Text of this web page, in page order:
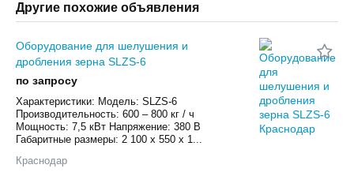
Другие похожие объявления
Оборудование для шелушения и
дробления зерна SLZS-6
по запросу
Характеристики: Модель: SLZS-6
Производительность: 600 – 800 кг / ч
Мощность: 7,5 кВт Напряжение: 380 В
Габаритные размеры: 2 100 х 550 х 1...
Краснодар